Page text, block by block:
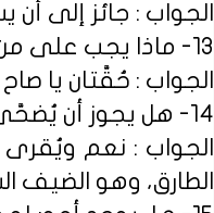
الجواب : جائز إلى
13- ماذا يجب على من مَلَك مائة مصباح ؟
الجواب : حُقَّتان يا
14- هل يجوز أن يُضحَّى بالطالق ؟
الجواب : نعم
الطارق، وهو الضيف